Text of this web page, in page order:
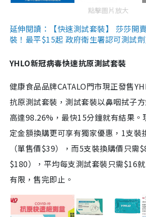
點擊圖片放大
延伸閱讀：【快速測試套裝】 莎莎開
裝！最平$15起 政府衛生署認可測試
YHLO新冠病毒快速抗原測試套裝
健康食品品牌CATALO門市現正發售
抗原測試套裝，測試套裝以鼻咽拭子
高達98.26%，最快15分鐘就有結果。
定金額換購更可享有獨家優惠，1支裝
（單售價$39），而5支裝換購價只需
$180），平均每支測試套裝只需$16
有限，售完即止。